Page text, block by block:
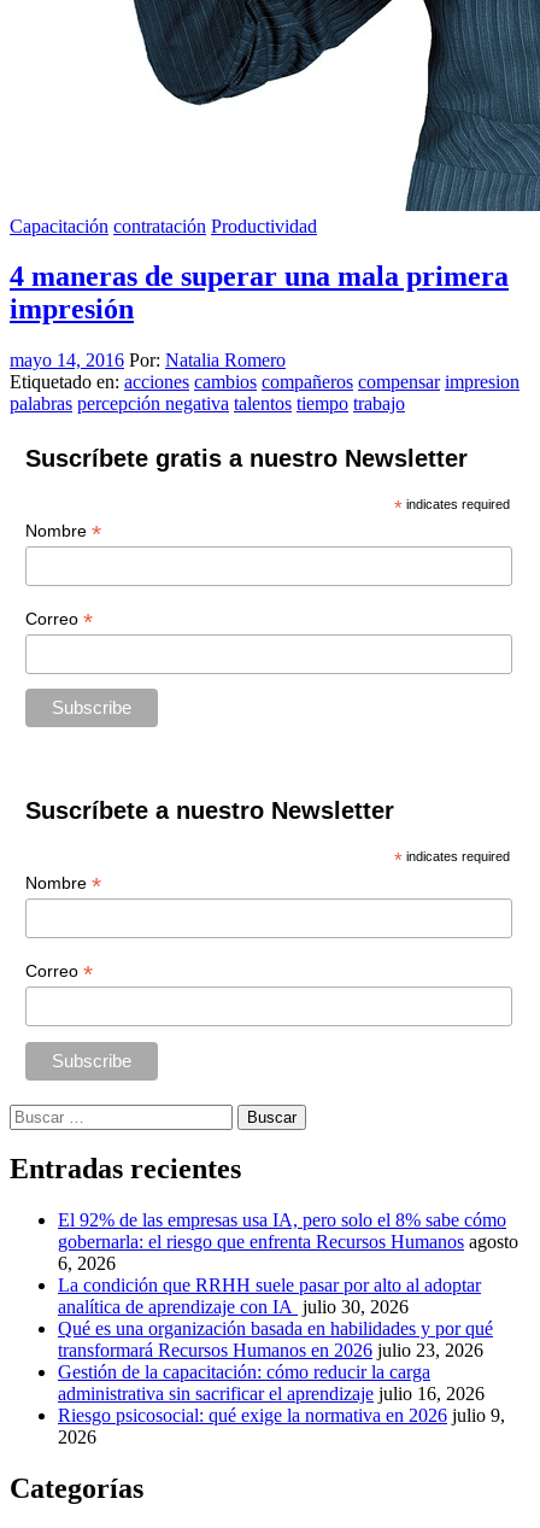
Capacitación contratación Productividad
4 maneras de superar una mala primera
impresión
mayo 14, 2016 Por: Natalia Romero
Etiquetado en: acciones cambios compañeros compensar impresion
palabras percepción negativa talentos tiempo trabajo
Suscríbete gratis a nuestro Newsletter
* indicates required
Nombre *
Correo *
Suscríbete a nuestro Newsletter
* indicates required
Nombre *
Correo *
Buscar:
Entradas recientes
El 92% de las empresas usa IA, pero solo el 8% sabe cómo
gobernarla: el riesgo que enfrenta Recursos Humanos agosto
6, 2026
La condición que RRHH suele pasar por alto al adoptar
analítica de aprendizaje con IA julio 30, 2026
Qué es una organización basada en habilidades y por qué
transformará Recursos Humanos en 2026 julio 23, 2026
Gestión de la capacitación: cómo reducir la carga
administrativa sin sacrificar el aprendizaje julio 16, 2026
Riesgo psicosocial: qué exige la normativa en 2026 julio 9,
2026
Categorías